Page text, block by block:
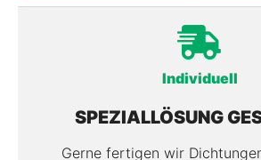
Individuell
SPEZIALLÖSUNG
Gerne fertigen wir